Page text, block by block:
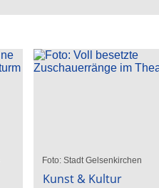
Foto: Stadt Gelsenkirchen
Kunst & Kultur